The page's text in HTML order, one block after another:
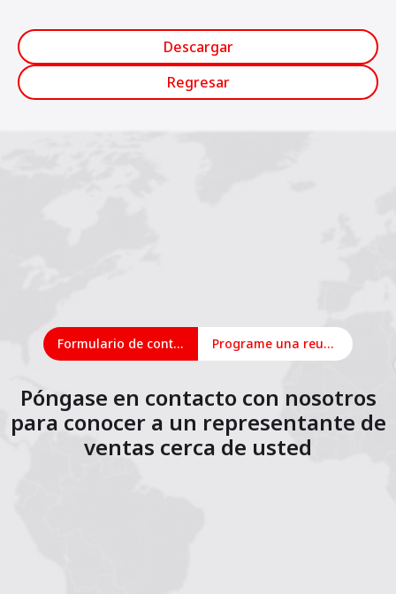
Descargar
Regresar
Formulario de contacto Programe una reunión en línea
Póngase en contacto con nosotros
para conocer a un representante de
ventas cerca de usted